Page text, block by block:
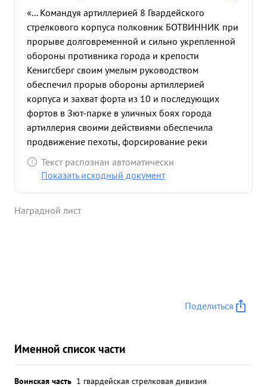
«... Командуя артиллерией 8 Гвардейского
стрелкового корпуса полковник БОТВИННИК при
прорыве долговременной и сильно укрепленной
обороны противника города и крепости
Кенигсберг своим умелым руководством
обеспечил прорыв обороны артиллерией
корпуса и захват форта из 10 и последующих
фортов в Зют-парке в уличных боях города
артиллерия своими действиями обеспечила
продвижение пехоты, форсирование реки
Прегель и захват кварталов на северном берегу
реки Прегель. В подготовительный период и в
артиллерией способствовал успешному и
Текст распознан автоматически
Показать исходный документ
Наградной лист
Поделиться
Именной список части
Воинская часть 1 гвардейская стрелковая дивизия